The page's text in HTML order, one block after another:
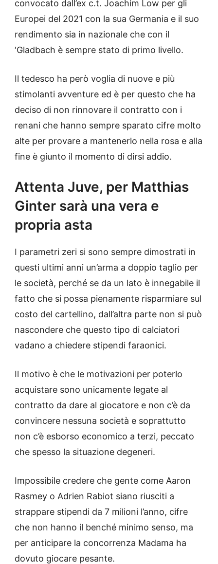
convocato dall’ex c.t. Joachim Low per gli
Europei del 2021 con la sua Germania e il suo
rendimento sia in nazionale che con il
‘Gladbach è sempre stato di primo livello.
Il tedesco ha però voglia di nuove e più
stimolanti avventure ed è per questo che ha
deciso di non rinnovare il contratto con i
renani che hanno sempre sparato cifre molto
alte per provare a mantenerlo nella rosa e alla
fine è giunto il momento di dirsi addio.
Attenta Juve, per Matthias
Ginter sarà una vera e
propria asta
I parametri zeri si sono sempre dimostrati in
questi ultimi anni un’arma a doppio taglio per
le società, perché se da un lato è innegabile il
fatto che si possa pienamente risparmiare sul
costo del cartellino, dall’altra parte non si può
nascondere che questo tipo di calciatori
vadano a chiedere stipendi faraonici.
Il motivo è che le motivazioni per poterlo
acquistare sono unicamente legate al
contratto da dare al giocatore e non c’è da
convincere nessuna società e soprattutto
non c’è esborso economico a terzi, peccato
che spesso la situazione degeneri.
Impossibile credere che gente come Aaron
Rasmey o Adrien Rabiot siano riusciti a
strappare stipendi da 7 milioni l’anno, cifre
che non hanno il benché minimo senso, ma
per anticipare la concorrenza Madama ha
dovuto giocare pesante.